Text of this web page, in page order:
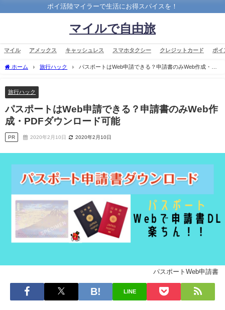
ポイ活陸マイラーで生活にお得スパイスを！
マイルで自由旅
マイル アメックス キャッシュレス スマホタクシー クレジットカード ポイ
ホーム 旅行ハック
パスポートはWeb申請できる？申請書のみWeb作成・
旅行ハック
パスポートはWeb申請できる？申請書のみWeb作
成・PDFダウンロード可能
PR 2020年2月10日 2020年2月10日
パスポートWeb申請書
LINE